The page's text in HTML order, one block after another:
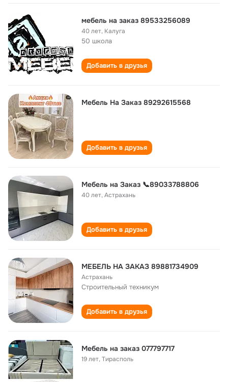
мебель на заказ 89533256089
40 лет, Калуга
50 школа
Добавить в друзья
Мебель На Заказ 89292615568
Добавить в друзья
Мебель на Заказ 📞89033788806
40 лет,Астрахань
Добавить в друзья
МЕБЕЛЬ НА ЗАКАЗ 89881734909
Астрахань
Строительный техникум
Добавить в друзья
Мебель на заказ 077797717
19 лет,Тирасполь